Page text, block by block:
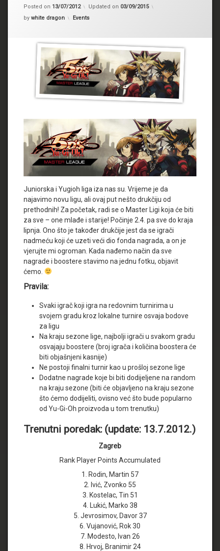
Posted on 13/07/2012 Updated on 03/09/2015
by white dragon Kategorije:
Events
Juniorska i Yugioh liga iza nas su. Vrijeme je da
najavimo novu ligu, ali ovaj put nešto drukčiju od
prethodnih! Za početak, radi se o Master Ligi koja će biti
za sve – one mlađe i starije! Počinje 2.4. pa sve do kraja
lipnja. Ono što je također drukčije jest da se igrači
nadmeću koji će uzeti veći dio fonda nagrada, a on je
vjerujte mi ogroman. Kada nađemo način da sve
nagrade i boostere stavimo na jednu fotku, objavit
ćemo.
Pravila:
Svaki igrač koji igra na redovnim turnirima u
svojem gradu kroz lokalne turnire osvaja bodove
za ligu
Na kraju sezone lige, najbolji igrači u svakom gradu
osvajaju boostere (broj igrača i količina boostera će
biti objašnjeni kasnije)
Ne postoji finalni turnir kao u prošloj sezone lige
Dodatne nagrade koje bi biti dodijeljene na random
na kraju sezone (biti će objavljeno na kraju sezone
što ćemo dodijeliti, ovisno već što bude popularno
od Yu-Gi-Oh proizvoda u tom trenutku)
Trenutni poredak: (update: 13.7.2012.)
Zagreb
Rank Player Points Accumulated
1. Rodin, Martin 57
2. Ivić, Zvonko 55
3. Kostelac, Tin 51
4. Lukić, Marko 38
5. Jevrosimov, Davor 37
6. Vujanović, Rok 30
7. Modesto, Ivan 26
8. Hrvoj, Branimir 24